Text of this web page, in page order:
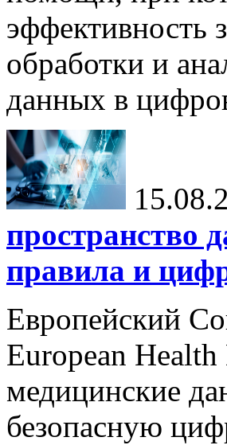
эффективность
обработки и
данных в
пространство
правила и
Европейский
European Health
медицинские
безопасную